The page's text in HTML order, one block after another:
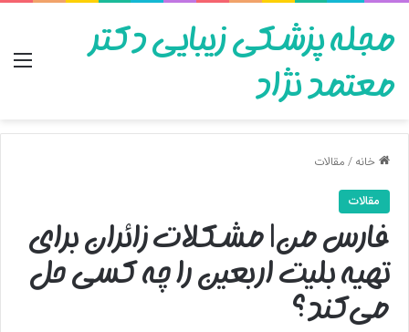
مجله پزشکی زیبایی دکتر
معتمد نژاد
خانه/مقالات
مقالات
فارس من| مشکلات زائران برای
تهیه بلیت اربعین را چه کسی حل
می‌کند؟